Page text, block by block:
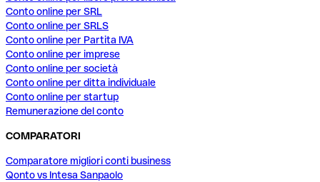
Conto online per SRL
Conto online per SRLS
Conto online per Partita IVA
Conto online per imprese
Conto online per società
Conto online per ditta individuale
Conto online per startup
Remunerazione del conto
COMPARATORI
Comparatore migliori conti business
Qonto vs Intesa Sanpaolo